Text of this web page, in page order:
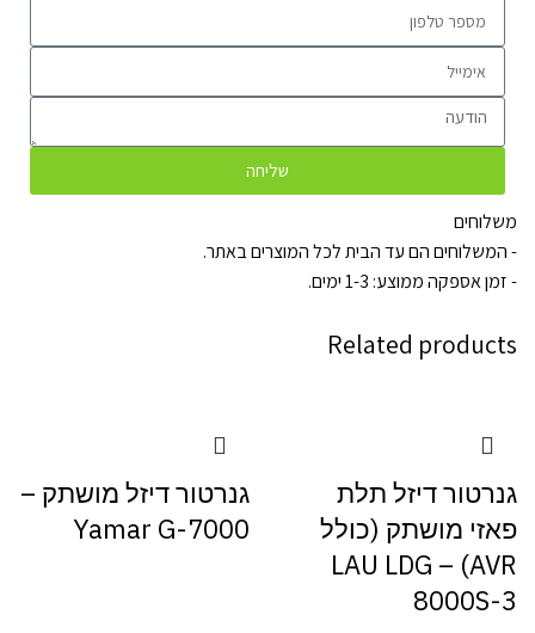
שליחה
משלוחים
- המשלוחים הם עד הבית לכל המוצרים באתר.
- זמן אספקה ממוצע: 1-3 ימים.
Related products
גנרטור דיזל תלת
פאזי מושתק (כולל
AVR) – LAU LDG
8000S-3
גנרטור דיזל מושתק –
Yamar G-7000